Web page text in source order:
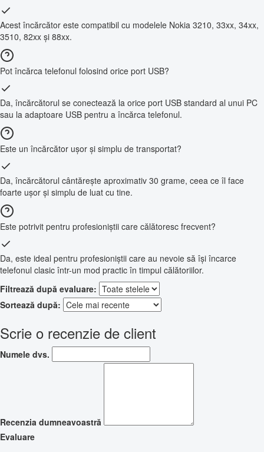
Acest încărcător este compatibil cu modelele Nokia 3210, 33xx, 34xx,
3510, 82xx și 88xx.
Pot încărca telefonul folosind orice port USB?
Da, încărcătorul se conectează la orice port USB standard al unui PC
sau la adaptoare USB pentru a încărca telefonul.
Este un încărcător ușor și simplu de transportat?
Da, încărcătorul cântărește aproximativ 30 grame, ceea ce îl face
foarte ușor și simplu de luat cu tine.
Este potrivit pentru profesioniștii care călătoresc frecvent?
Da, este ideal pentru profesioniștii care au nevoie să își încarce
telefonul clasic într-un mod practic în timpul călătoriilor.
Filtrează după evaluare:
Sortează după:
Scrie o recenzie de client
Numele dvs.
Recenzia dumneavoastră
Evaluare